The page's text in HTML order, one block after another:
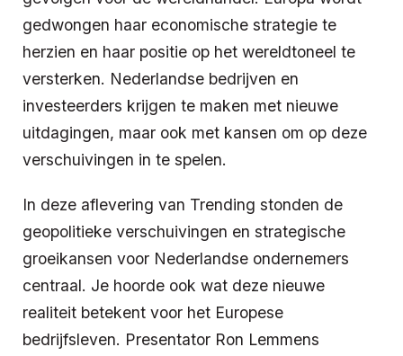
gedwongen haar economische strategie te
herzien en haar positie op het wereldtoneel te
versterken. Nederlandse bedrijven en
investeerders krijgen te maken met nieuwe
uitdagingen, maar ook met kansen om op deze
verschuivingen in te spelen.
In deze aflevering van Trending stonden de
geopolitieke verschuivingen en strategische
groeikansen voor Nederlandse ondernemers
centraal. Je hoorde ook wat deze nieuwe
realiteit betekent voor het Europese
bedrijfsleven. Presentator Ron Lemmens